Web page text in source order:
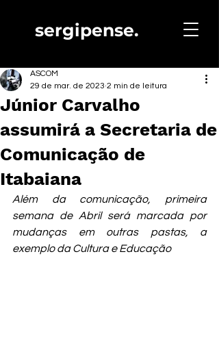
sergipense.
Júnior Carvalho
assumirá a Secretaria de
Comunicação de
Itabaiana
ASCOM
29 de mar. de 2023 2 min de leitura
Além da comunicação, primeira
semana de Abril será marcada por
mudanças em outras pastas, a
exemplo da Cultura e Educação